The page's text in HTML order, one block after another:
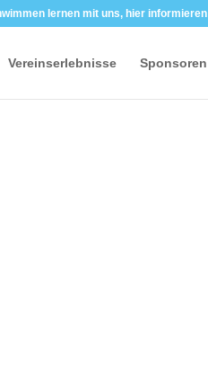
lernen mit uns, hier informieren
Vereinserlebnisse Sponsoren